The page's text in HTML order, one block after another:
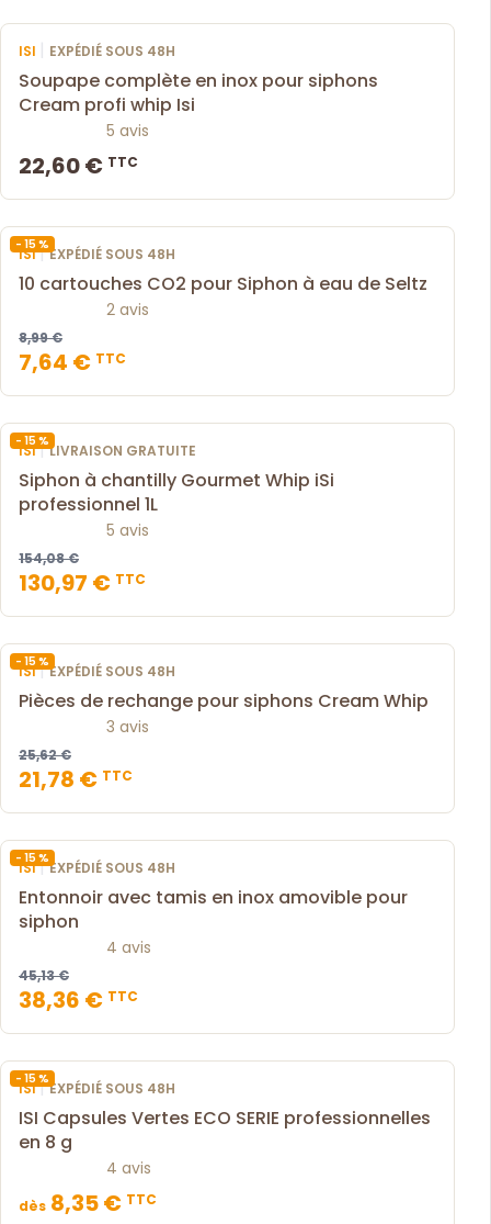
ISI | EXPÉDIÉ SOUS 48H
Soupape complète en inox pour siphons
Cream profi whip Isi
5 avis
22,60 € TTC
- 15 %
ISI| EXPÉDIÉ SOUS 48H
10 cartouches CO2 pour Siphon à eau de Seltz
2 avis
8,99 €
7,64 € TTC
- 15 %
ISI| LIVRAISON GRATUITE
Siphon à chantilly Gourmet Whip iSi
professionnel 1L
5 avis
154,08 €
130,97 € TTC
- 15 %
ISI| EXPÉDIÉ SOUS 48H
Pièces de rechange pour siphons Cream Whip
3 avis
25,62 €
21,78 € TTC
- 15 %
ISI| EXPÉDIÉ SOUS 48H
Entonnoir avec tamis en inox amovible pour
siphon
4 avis
45,13 €
38,36 € TTC
- 15 %
ISI| EXPÉDIÉ SOUS 48H
ISI Capsules Vertes ECO SERIE professionnelles
en 8 g
4 avis
dès 8,35 € TTC